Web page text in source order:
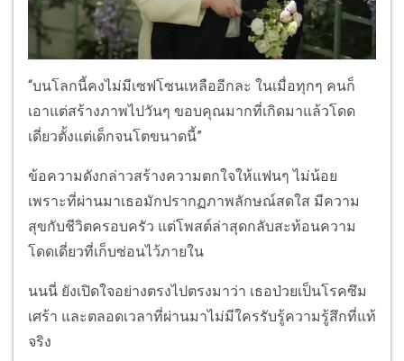
“บนโลกนี้คงไม่มีเซฟโซนเหลืออีกละ ในเมื่อทุกๆ คนก็
เอาแต่สร้างภาพไปวันๆ ขอบคุณมากที่เกิดมาแล้วโดด
เดี่ยวตั้งแต่เด็กจนโตขนาดนี้”
ข้อความดังกล่าวสร้างความตกใจให้แฟนๆ ไม่น้อย
เพราะที่ผ่านมาเธอมักปรากฏภาพลักษณ์สดใส มีความ
สุขกับชีวิตครอบครัว แต่โพสต์ล่าสุดกลับสะท้อนความ
โดดเดี่ยวที่เก็บซ่อนไว้ภายใน
นนนี่ ยังเปิดใจอย่างตรงไปตรงมาว่า เธอป่วยเป็นโรคซึม
เศร้า และตลอดเวลาที่ผ่านมาไม่มีใครรับรู้ความรู้สึกที่แท้
จริง